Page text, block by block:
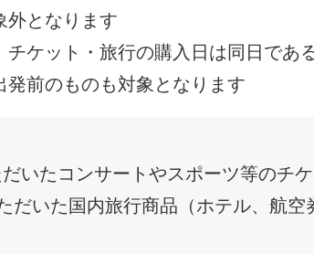
外となります
ケット・旅行の購入日は同日であ
前のものも対象となります
いたコンサートやスポーツ等のチケ
だいた国内旅行商品（ホテル、航空